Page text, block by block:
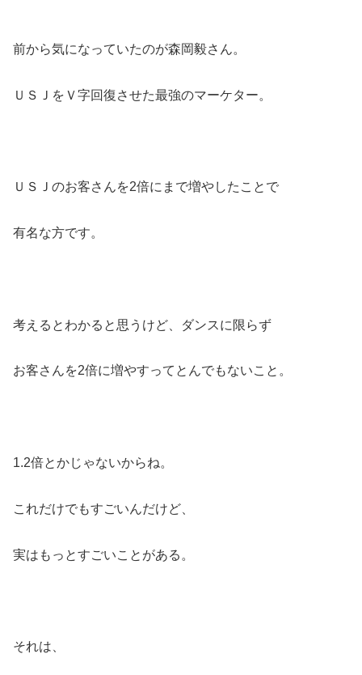
前から気になっていたのが森岡毅さん。
ＵＳＪをＶ字回復させた最強のマーケター。
ＵＳＪのお客さんを2倍にまで増やしたことで
有名な方です。
考えるとわかると思うけど、ダンスに限らず
お客さんを2倍に増やすってとんでもないこと。
1.2倍とかじゃないからね。
これだけでもすごいんだけど、
実はもっとすごいことがある。
それは、